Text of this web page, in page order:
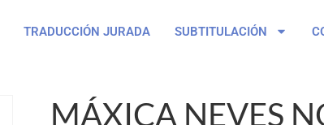
TRADUCCIÓN JURADA SUBTITULACIÓN
MÁXICA NEVES